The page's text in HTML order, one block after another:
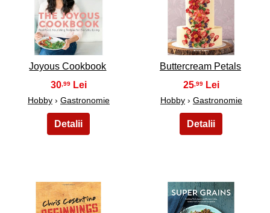
23
Joyous Cookbook
30,99
Hobby› Gastronomie
24
Buttercream Petals
25,99
Hobby› Gastronomie